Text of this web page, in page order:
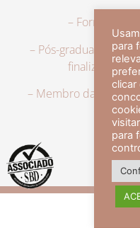
– Formação
– Pós-graduação em
finalizado a
– Membro da
com
para
clicar
para